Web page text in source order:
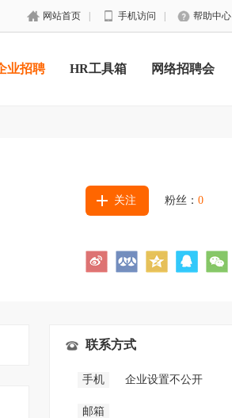
网站首页 手机访问 帮助中心
业招聘 HR工具箱 网络招聘会
关注 粉丝： 0
联系方式
手机 企业设置不公开
邮箱